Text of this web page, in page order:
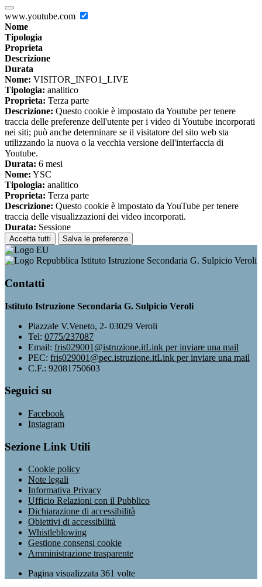
www.youtube.com
Nome
Tipologia
Proprieta
Descrizione
Durata
Nome: VISITOR_INFO1_LIVE
Tipologia: analitico
Proprieta: Terza parte
Descrizione: Questo cookie è impostato da Youtube per tenere
traccia delle preferenze dell'utente per i video di Youtube incorporati
nei siti; può anche determinare se il visitatore del sito web sta
utilizzando la nuova o la vecchia versione dell'interfaccia di
Youtube.
Durata: 6 mesi
Nome: YSC
Tipologia: analitico
Proprieta: Terza parte
Descrizione: Questo cookie è impostato da YouTube per tenere
traccia delle visualizzazioni dei video incorporati.
Durata: Sessione
Accetta tutti Salva le preferenze
Istituto Istruzione Secondaria G. Sulpicio Veroli
Contatti
Istituto Istruzione Secondaria G. Sulpicio Veroli
Piazzale V.Veneto, 2- 03029 Veroli
Tel: 0775/237087
Email: fris029001@istruzione.itLink per inviare una mail
PEC: fris029001@pec.istruzione.itLink per inviare una mail
C.F.: 92081750603
Seguici su
Facebook
Instagram
Sezione Link Utili
Cookie policy
Note legali
Informativa Privacy
Ufficio Relazioni con il Pubblico
Dichiarazione di accessibilità
Obiettivi di accessibilità
Whistleblowing
Gestione consensi cookie
Amministrazione trasparente
Pagina visualizzata 361 volte